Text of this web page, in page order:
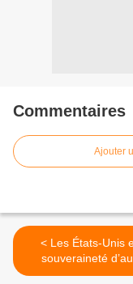
Commentaires
Ajouter
< Les États-Unis et la
souveraineté